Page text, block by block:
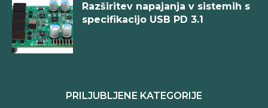
Razširitev napajanja v sistemih s
specifikacijo USB PD 3.1
PRILJUBLJENE KATEGORIJE